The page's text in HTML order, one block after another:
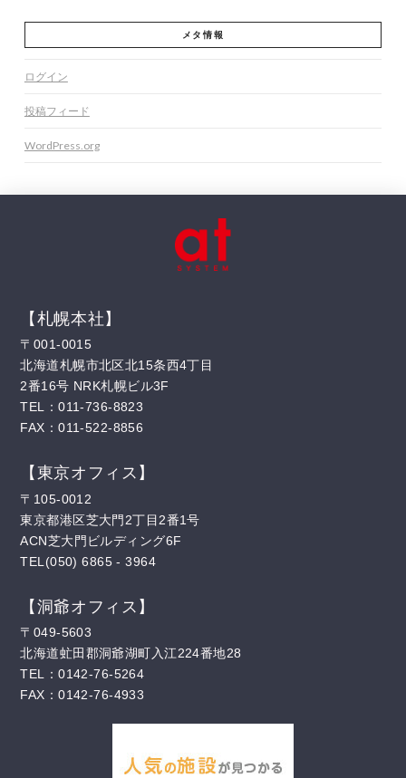
メタ情報
ログイン
投稿フィード
WordPress.org
【札幌本社】
〒001-0015
北海道札幌市北区北15条西4丁目
2番16号 NRK札幌ビル3F
TEL：011-736-8823
FAX：011-522-8856
【東京オフィス】
〒105-0012
東京都港区芝大門2丁目2番1号
ACN芝大門ビルディング6F
TEL(050) 6865 - 3964
【洞爺オフィス】
〒049-5603
北海道虻田郡洞爺湖町入江224番地28
TEL：0142-76-5264
FAX：0142-76-4933